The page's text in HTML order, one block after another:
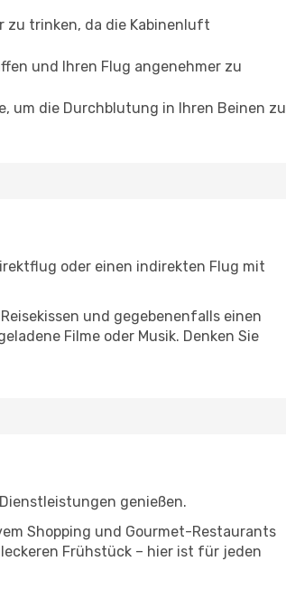
zu trinken, da die Kabinenluft
und Ihren Flug angenehmer zu
um die Durchblutung in Ihren Beinen zu
oder einen indirekten Flug mit
und gegebenenfalls einen
Filme oder Musik. Denken Sie
genießen.
Shopping und Gourmet-Restaurants
Frühstück – hier ist für jeden